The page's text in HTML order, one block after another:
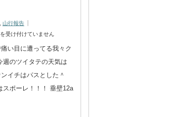
山行報告
受け付けていません
い目に遭ってる我々ク
週のツイタテの天気は
イチはパスとした＾
スポーレ！！！ 垂壁12a